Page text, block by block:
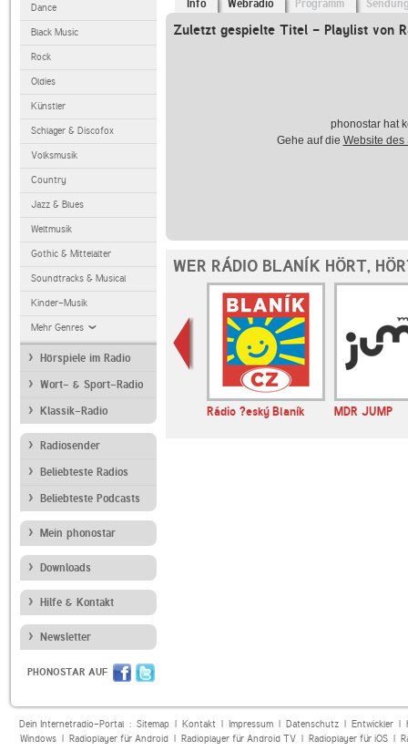
Dance
Black Music
Rock
Oldies
Künstler
Schlager & Discofox
Volksmusik
Country
Jazz & Blues
Weltmusik
Gothic & Mittelalter
Soundtracks & Musical
Kinder-Musik
Mehr Genres
Hörspiele im Radio
Wort- & Sport-Radio
Klassik-Radio
Radiosender
Beliebteste Radios
Beliebteste Podcasts
Mein phonostar
Downloads
Hilfe & Kontakt
Newsletter
PHONOSTAR AUF
Info Webradio Programm
Zuletzt gespielte Titel - Playlist von
phonostar hat
Gehe auf die Website des
WER RÁDIO BLANÍK HÖRT,
FFH
Radio FG Dancefloor Rádio ?eský Blaník MDR JUMP
Dein Internetradio-Portal : Sitemap| Kontakt| Impressum| Datenschutz| Entwickler|
Windows| Radioplayer für Android| Radioplayer für Android TV| Radioplayer für iOS|